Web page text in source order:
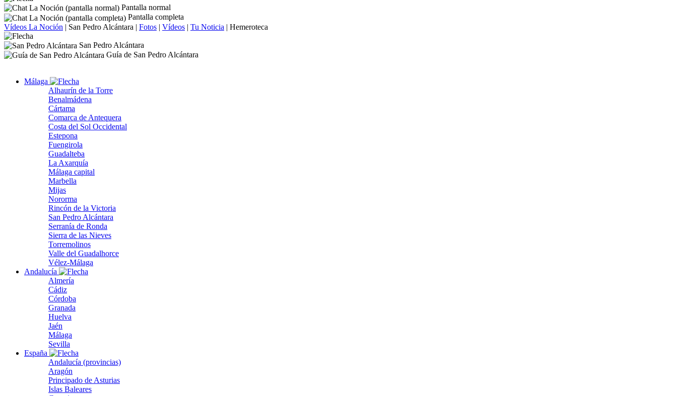
Pantalla normal
Pantalla completa
Vídeos La Noción | San Pedro Alcántara | Fotos | Vídeos | Tu Noticia | Hemeroteca
San Pedro Alcántara
Guía de San Pedro Alcántara
Málaga
Alhaurín de la Torre
Benalmádena
Cártama
Comarca de Antequera
Costa del Sol Occidental
Estepona
Fuengirola
Guadalteba
La Axarquía
Málaga capital
Marbella
Mijas
Nororma
Rincón de la Victoria
San Pedro Alcántara
Serranía de Ronda
Sierra de las Nieves
Torremolinos
Valle del Guadalhorce
Vélez-Málaga
Andalucía
Almería
Cádiz
Córdoba
Granada
Huelva
Jaén
Málaga
Sevilla
España
Andalucía (provincias)
Aragón
Principado de Asturias
Islas Baleares